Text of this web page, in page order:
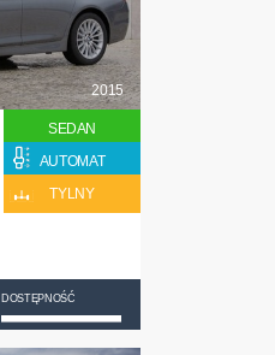
2015
SEDAN
AUTOMAT
TYLNY
DOSTĘPNOŚĆ